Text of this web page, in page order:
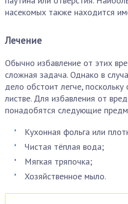
насекомых также находится
Лечение
Обычно избавление от этих
сложная задача. Однако в
дело обстоит легче,
листве. Для избавления от
понадобятся следующие
Кухонная фольга или
Чистая тёплая вода;
Мягкая тряпочка;
Хозяйственное мыло.